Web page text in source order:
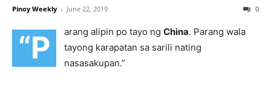
Pinoy Weekly - June 22, 2019 0
“P arang alipin po tayo ng China. Parang wala
tayong karapatan sa sarili nating
nasasakupan.”